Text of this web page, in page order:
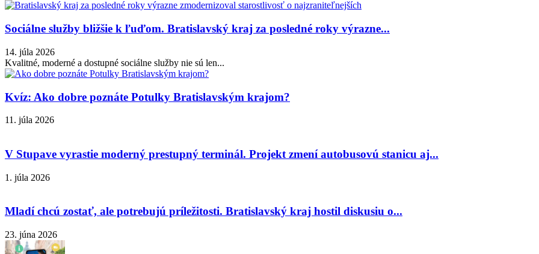
Sociálne služby bližšie k ľuďom. Bratislavský kraj za posledné roky výrazne...
14. júla 2026
Kvalitné, moderné a dostupné sociálne služby nie sú len...
Kvíz: Ako dobre poznáte Potulky Bratislavským krajom?
11. júla 2026
V Stupave vyrastie moderný prestupný terminál. Projekt zmení autobusovú stanicu aj...
1. júla 2026
Mladí chcú zostať, ale potrebujú príležitosti. Bratislavský kraj hostil diskusiu o...
23. júna 2026